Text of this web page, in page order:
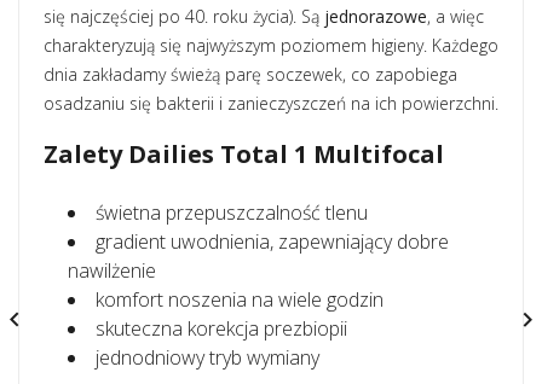
się najczęściej po 40. roku życia). Są jednorazowe, a więc
charakteryzują się najwyższym poziomem higieny. Każdego
dnia zakładamy świeżą parę soczewek, co zapobiega
osadzaniu się bakterii i zanieczyszczeń na ich powierzchni.
Zalety Dailies Total 1 Multifocal
świetna przepuszczalność tlenu
gradient uwodnienia, zapewniający dobre
nawilżenie
komfort noszenia na wiele godzin
skuteczna korekcja prezbiopii
jednodniowy tryb wymiany
 